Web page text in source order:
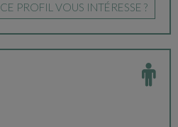
CE PROFIL VOUS INTÉRESSE ?